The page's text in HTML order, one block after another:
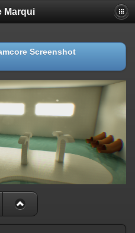
Marqui
Screenshot